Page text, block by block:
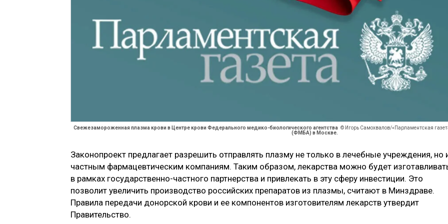
Свежезамороженная плазма крови в Центре крови Федерального медико-биологического агентства
(ФМБА) в Москве.
© Игорь Самохвалов/«Парламентская
Законопроект предлагает разрешить отправлять плазму не только в лечебные учреждения, но
частным фармацевтическим компаниям. Таким образом, лекарства можно будет
в рамках государственно-частного партнерства и привлекать в эту сферу инвестиции. Это
позволит увеличить производство российских препаратов из плазмы, считают в Минздраве.
Правила передачи донорской крови и ее компонентов изготовителям лекарств утвердит
Правительство.